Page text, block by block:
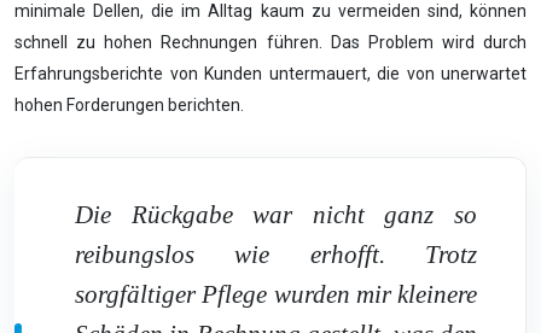
minimale Dellen, die im Alltag kaum zu vermeiden sind, können
schnell zu hohen Rechnungen führen. Das Problem wird durch
Erfahrungsberichte von Kunden untermauert, die von unerwartet
hohen Forderungen berichten.
Die Rückgabe war nicht ganz so
reibungslos wie erhofft. Trotz
sorgfältiger Pflege wurden mir kleinere